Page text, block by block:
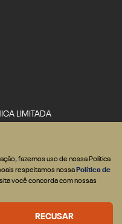
LIMITADA
0034-84
a
fazemos uso de nossa Política
respeitamos nossa Política de
você concorda com nossas
RECUSAR